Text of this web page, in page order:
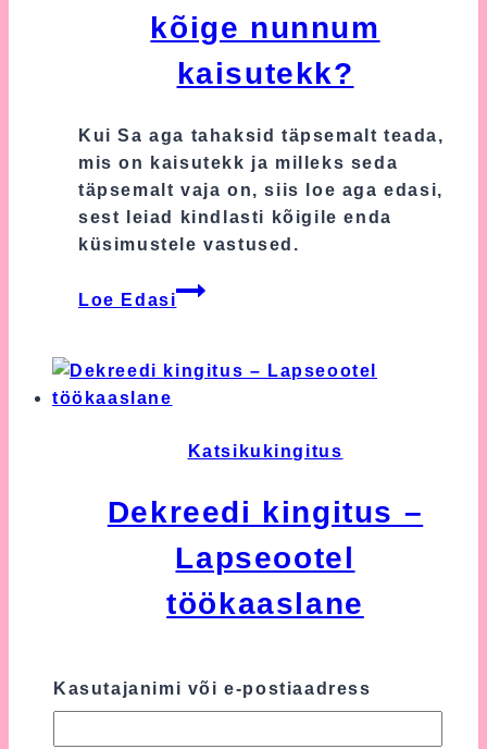
kõige nunnum
kaisutekk?
Kui Sa aga tahaksid täpsemalt teada,
mis on kaisutekk ja milleks seda
täpsemalt vaja on, siis loe aga edasi,
sest leiad kindlasti kõigile enda
küsimustele vastused.
Loe Edasi
Kaisutekk
osta
kaisutekk?
Katsikukingitus
Dekreedi kingitus –
Lapseootel
töökaaslane
dekreeti minejale? Parimateks
Kasutajanimi või e-postiaadress